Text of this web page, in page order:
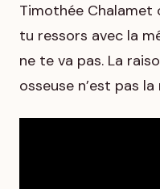
Timothée Chalamet
tu ressors avec la
ne te va pas. La
osseuse n’est pas la